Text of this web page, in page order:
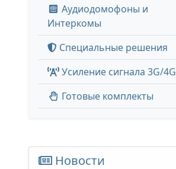
Аудиодомофоны и
Интеркомы
Специальные решения
Усиление сигнала 3G/4G
Готовые комплекты
Новости